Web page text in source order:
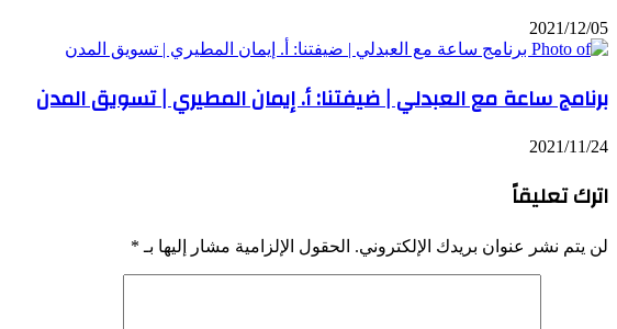
2021/12/05
برنامج ساعة مع العبدلي | ضيفتنا: أ. إيمان المطيري | تسويق المدن
2021/11/24
اترك تعليقاً
لن يتم نشر عنوان بريدك الإلكتروني. الحقول الإلزامية مشار إليها بـ *